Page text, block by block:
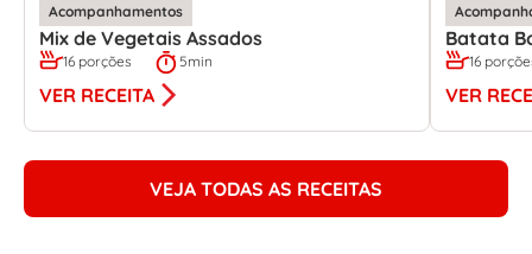
Acompanhamentos
Mix de Vegetais Assados
16 porções 5min
VER RECEITA
Batata
16
VER
VEJA TODAS AS RECEITAS